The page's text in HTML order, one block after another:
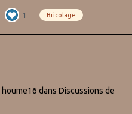
1 Bricolage
houme16 dans Discussions de